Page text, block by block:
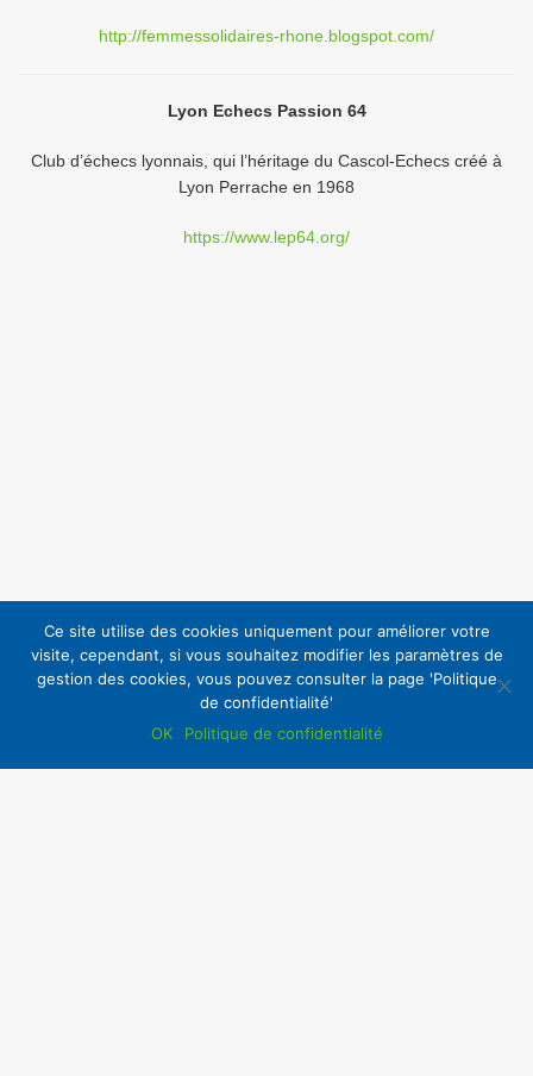
http://femmessolidaires-rhone.blogspot.com/
Lyon Echecs Passion 64
Club d’échecs lyonnais, qui l’héritage du Cascol-Echecs créé à
Lyon Perrache en 1968
https://www.lep64.org/
Ce site utilise des cookies uniquement pour améliorer votre
visite, cependant, si vous souhaitez modifier les paramètres de
gestion des cookies, vous pouvez consulter la page 'Politique
de confidentialité'
OK
Politique de confidentialité